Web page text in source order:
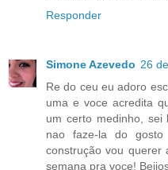
Responder
Simone Azevedo 26
Re do ceu eu adoro
uma e voce acredita
um certo medinho,
nao faze-la do
construção vou querer
semana pra voce!